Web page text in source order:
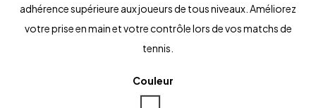
adhérence supérieure aux joueurs de tous niveaux. Améliorez
votre prise en main et votre contrôle lors de vos matchs de
tennis.
Couleur